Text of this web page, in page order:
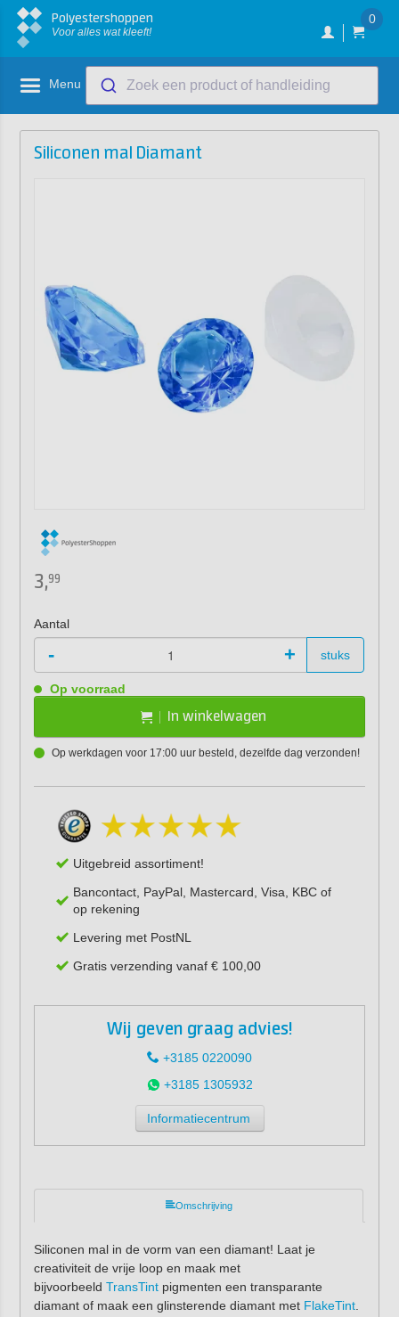
Polyestershoppen
Voor alles wat kleeft!
0
Menu Zoek een product of handleiding
Siliconen mal Diamant
3,99
Aantal
- + stuks
Op voorraad
In winkelwagen
Op werkdagen voor 17:00 uur besteld, dezelfde dag verzonden!
Uitgebreid assortiment!
Bancontact, PayPal, Mastercard, Visa, KBC of
op rekening
Levering met PostNL
Gratis verzending vanaf € 100,00
Wij geven graag advies!
+3185 0220090
+3185 1305932
Informatiecentrum
Omschrijving
Siliconen mal in de vorm van een diamant! Laat je
creativiteit de vrije loop en maak met
bijvoorbeeld TransTintpigmenten een transparante
diamant of maak een glinsterende diamant met FlakeTint.